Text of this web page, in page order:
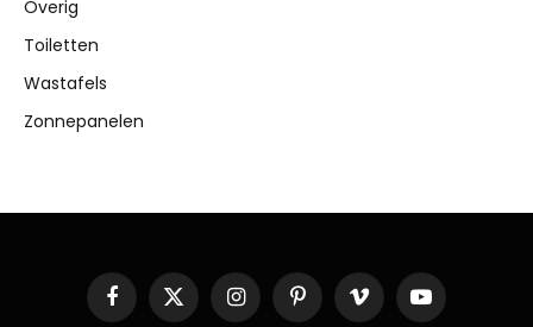
Overig
Toiletten
Wastafels
Zonnepanelen
Facebook
X
InstagramPinterestVimeo YouTube